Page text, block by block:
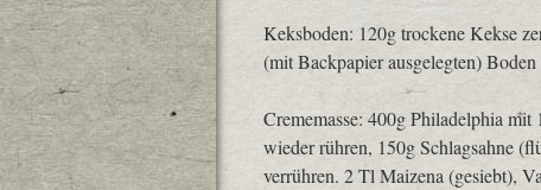
Keksboden: 120g trockene Kekse
(mit Backpapier ausgelegten)
Crememasse: 400g Philadelphia
wieder rühren, 150g Schlagsahne
verrühren. 2 Tl Maizena (gesiebt),